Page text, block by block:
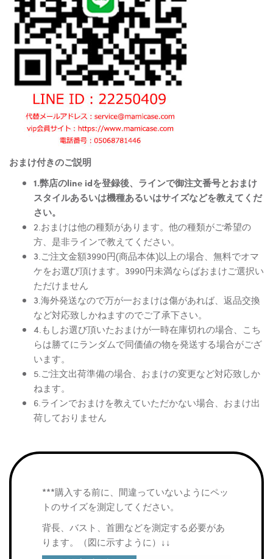
おまけ付きのご説明
1.弊店のline idを登録後、ラインで御注文番号とおまけ
スタイルあるいは機種あるいはサイズなどを教えてくだ
さい。
2.おまけは他の種類があります。他の種類がご希望の
方、是非ラインで教えてください。
3.ご注文金額3990円(商品本体)以上の場合、無料でオマ
ケをお選び頂けます。3990円未満ならばおまけご選択い
ただけません
3.海外発送なので万が一おまけは傷があれば、返品交換
など対応致しかねますのでご了承下さい。
4.もしお選び頂いたおまけが一時在庫切れの場合、こち
らは勝てにランダムで同価値の物を発送する場合がござ
います。
5.ご注文出荷準備の場合、おまけの変更など対応致しか
ねます。
6.ラインでおまけを教えていただかない場合、おまけ出
荷しておりません
***購入する前に、間違っていないようにペッ
トのサイズを測定してください。
背長、バスト、首囲などを測定する必要があ
ります。（図に示すように）↓↓